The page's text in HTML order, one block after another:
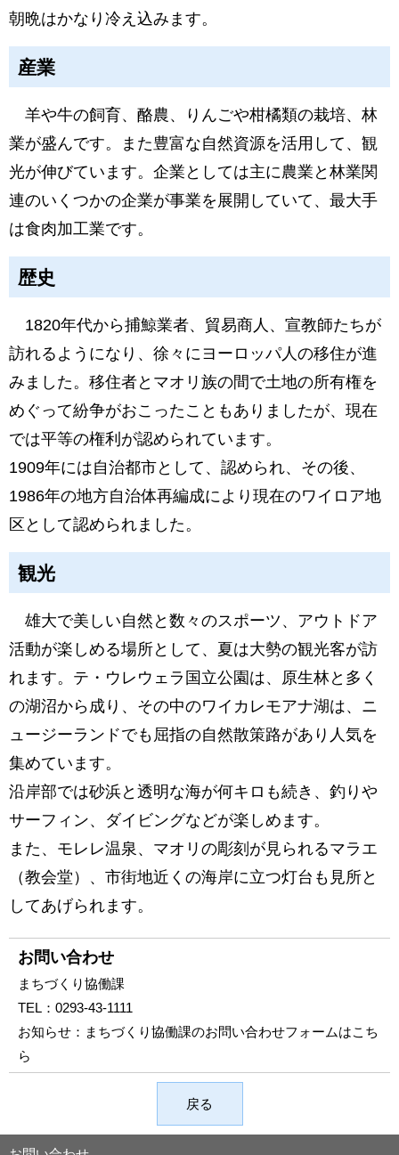
朝晩はかなり冷え込みます。
産業
羊や牛の飼育、酪農、りんごや柑橘類の栽培、林
業が盛んです。また豊富な自然資源を活用して、観
光が伸びています。企業としては主に農業と林業関
連のいくつかの企業が事業を展開していて、最大手
は食肉加工業です。
歴史
1820年代から捕鯨業者、貿易商人、宣教師たちが
訪れるようになり、徐々にヨーロッパ人の移住が進
みました。移住者とマオリ族の間で土地の所有権を
めぐって紛争がおこったこともありましたが、現在
では平等の権利が認められています。
1909年には自治都市として、認められ、その後、
1986年の地方自治体再編成により現在のワイロア地
区として認められました。
観光
雄大で美しい自然と数々のスポーツ、アウトドア
活動が楽しめる場所として、夏は大勢の観光客が訪
れます。テ・ウレウェラ国立公園は、原生林と多く
の湖沼から成り、その中のワイカレモアナ湖は、ニ
ュージーランドでも屈指の自然散策路があり人気を
集めています。
沿岸部では砂浜と透明な海が何キロも続き、釣りや
サーフィン、ダイビングなどが楽しめます。
また、モレレ温泉、マオリの彫刻が見られるマラエ
（教会堂）、市街地近くの海岸に立つ灯台も見所と
してあげられます。
お問い合わせ
まちづくり協働課
TEL： 0293-43-1111
お知らせ： まちづくり協働課のお問い合わせフォームはこち
ら
戻る